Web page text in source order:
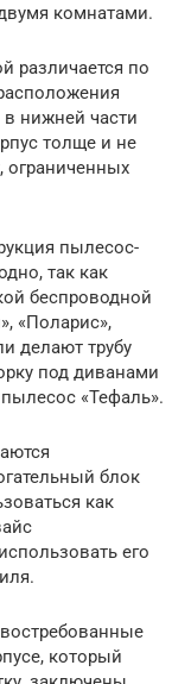
комнатами.
различается по
нижней части
толще и не
ограниченных
пылесос-
так как
беспроводной
«Поларис»,
делают трубу
под диванами
«Тефаль».
блок
как
его
который